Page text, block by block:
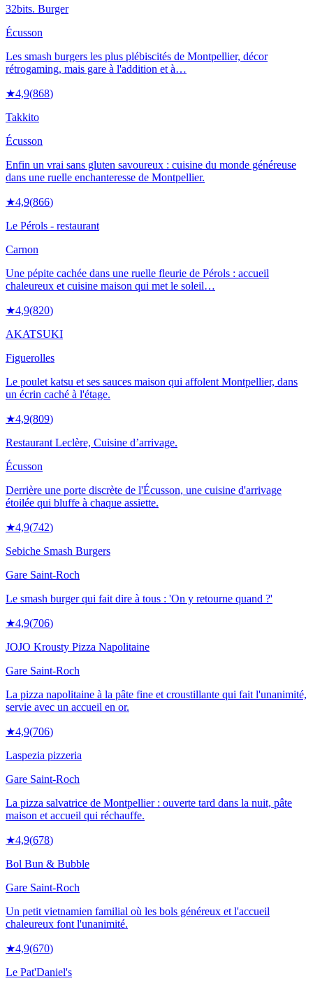
32bits. Burger
Écusson
Les smash burgers les plus plébiscités de Montpellier, décor
rétrogaming, mais gare à l'addition et à…
★4,9(868)
Takkito
Écusson
Enfin un vrai sans gluten savoureux : cuisine du monde généreuse
dans une ruelle enchanteresse de Montpellier.
★4,9(866)
Le Pérols - restaurant
Carnon
Une pépite cachée dans une ruelle fleurie de Pérols : accueil
chaleureux et cuisine maison qui met le soleil…
★4,9(820)
AKATSUKI
Figuerolles
Le poulet katsu et ses sauces maison qui affolent Montpellier, dans
un écrin caché à l'étage.
★4,9(809)
Restaurant Leclère, Cuisine d’arrivage.
Écusson
Derrière une porte discrète de l'Écusson, une cuisine d'arrivage
étoilée qui bluffe à chaque assiette.
★4,9(742)
Sebiche Smash Burgers
Gare Saint-Roch
Le smash burger qui fait dire à tous : 'On y retourne quand ?'
★4,9(706)
JOJO Krousty Pizza Napolitaine
Gare Saint-Roch
La pizza napolitaine à la pâte fine et croustillante qui fait l'unanimité,
servie avec un accueil en or.
★4,9(706)
Laspezia pizzeria
Gare Saint-Roch
La pizza salvatrice de Montpellier : ouverte tard dans la nuit, pâte
maison et accueil qui réchauffe.
★4,9(678)
Bol Bun & Bubble
Gare Saint-Roch
Un petit vietnamien familial où les bols généreux et l'accueil
chaleureux font l'unanimité.
★4,9(670)
Le Pat'Daniel's